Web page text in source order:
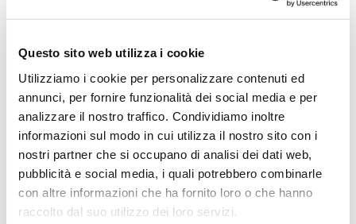
Questo sito web utilizza i cookie
Utilizziamo i cookie per personalizzare contenuti ed
annunci, per fornire funzionalità dei social media e per
analizzare il nostro traffico. Condividiamo inoltre
informazioni sul modo in cui utilizza il nostro sito con i
nostri partner che si occupano di analisi dei dati web,
pubblicità e social media, i quali potrebbero combinarle
con altre informazioni che ha fornito loro o che hanno
raccolto dal suo utilizzo dei loro servizi.